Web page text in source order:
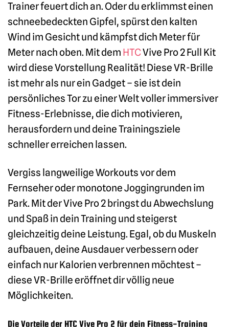
Trainer feuert dich an. Oder du erklimmst einen
schneebedeckten Gipfel, spürst den kalten
Wind im Gesicht und kämpfst dich Meter für
Meter nach oben. Mit dem HTCVive Pro 2 Full Kit
wird diese Vorstellung Realität! Diese VR-Brille
ist mehr als nur ein Gadget – sie ist dein
persönliches Tor zu einer Welt voller immersiver
Fitness-Erlebnisse, die dich motivieren,
herausfordern und deine Trainingsziele
schneller erreichen lassen.
Vergiss langweilige Workouts vor dem
Fernseher oder monotone Joggingrunden im
Park. Mit der Vive Pro 2 bringst du Abwechslung
und Spaß in dein Training und steigerst
gleichzeitig deine Leistung. Egal, ob du Muskeln
aufbauen, deine Ausdauer verbessern oder
einfach nur Kalorien verbrennen möchtest –
diese VR-Brille eröffnet dir völlig neue
Möglichkeiten.
Die Vorteile der HTC Vive Pro 2 für dein Fitness-Training